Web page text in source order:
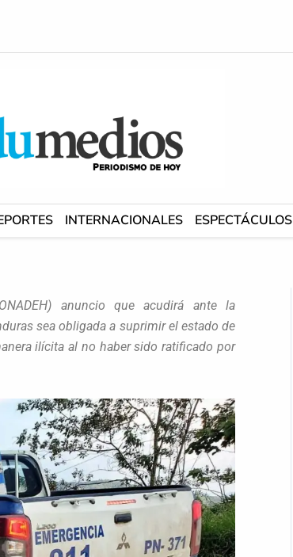
INTERNACIONALES ESPECTÁCULOS
anuncio que acudirá ante la
sea obligada a suprimir el estado de
ilícita al no haber sido ratificado por